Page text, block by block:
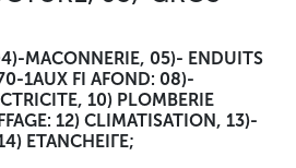
MACONNERIE, 05)- ENDUITS
1AUX FI AFOND: 08)-
10) PLOMBERIE
12) CLIMATISATION, 13)-
ETANCHEIГE;